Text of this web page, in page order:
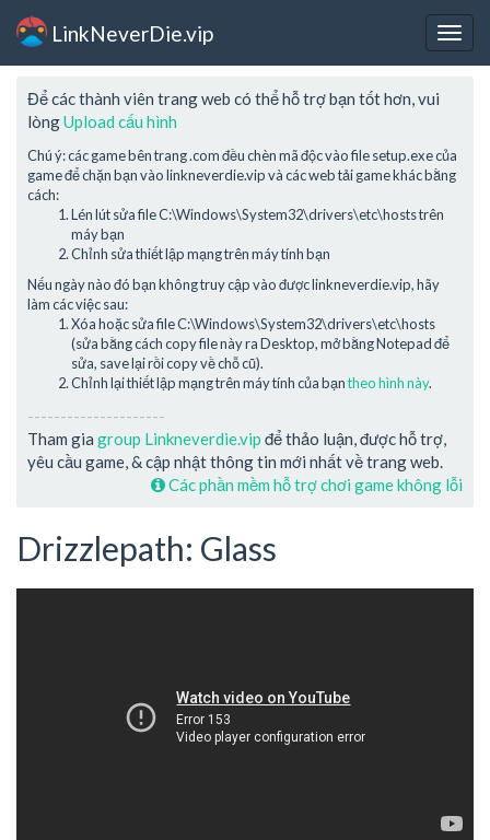
LinkNeverDie.vip
Để các thành viên trang web có thể hỗ trợ bạn tốt hơn, vui
lòngUpload cấu hình
Chú ý: các game bên trang .com đều chèn mã độc vào file setup.exe của
game để chặn bạn vào linkneverdie.vip và các web tải game khác bằng
cách:
Lén lút sửa file C:\Windows\System32\drivers\etc\hosts trên
máy bạn
Chỉnh sửa thiết lập mạng trên máy tính bạn
Nếu ngày nào đó bạn không truy cập vào được linkneverdie.vip, hãy
làm các việc sau:
Xóa hoặc sửa file C:\Windows\System32\drivers\etc\hosts
(sửa bằng cách copy file này ra Desktop, mở bằng Notepad để
sửa, save lại rồi copy về chỗ cũ).
Chỉnh lại thiết lập mạng trên máy tính của bạntheo hình này.
---------------------
Tham gia group Linkneverdie.vip để thảo luận, được hỗ trợ,
yêu cầu game, & cập nhật thông tin mới nhất về trang web.
Các phần mềm hỗ trợ chơi game không lỗi
Drizzlepath: Glass